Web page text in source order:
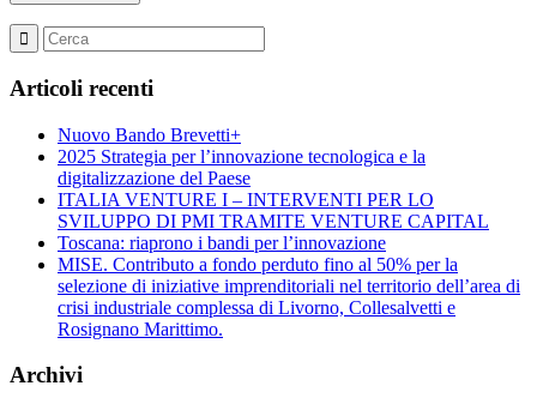
Articoli recenti
Nuovo Bando Brevetti+
2025 Strategia per l’innovazione tecnologica e la
digitalizzazione del Paese
ITALIA VENTURE I – INTERVENTI PER LO
SVILUPPO DI PMI TRAMITE VENTURE CAPITAL
Toscana: riaprono i bandi per l’innovazione
MISE. Contributo a fondo perduto fino al 50% per la
selezione di iniziative imprenditoriali nel territorio dell’area di
crisi industriale complessa di Livorno, Collesalvetti e
Rosignano Marittimo.
Archivi